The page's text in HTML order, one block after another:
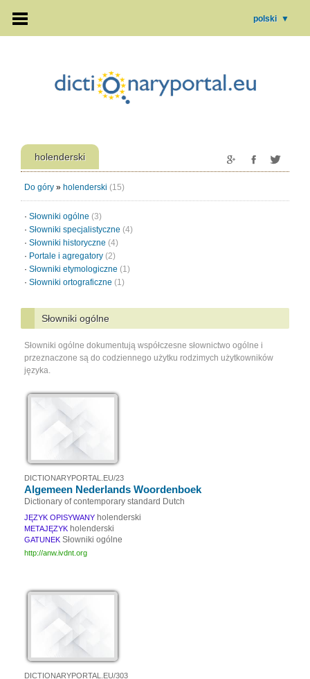
polski ▼
holenderski
Do góry » holenderski (15)
· Słowniki ogólne (3)
· Słowniki specjalistyczne (4)
· Słowniki historyczne (4)
· Portale i agregatory (2)
· Słowniki etymologiczne (1)
· Słowniki ortograficzne (1)
Słowniki ogólne
Słowniki ogólne dokumentują współczesne słownictwo ogólne i
przeznaczone są do codziennego użytku rodzimych użytkowników
języka.
DICTIONARYPORTAL.EU/23
Algemeen Nederlands Woordenboek
Dictionary of contemporary standard Dutch
JĘZYK OPISYWANY holenderski
METAJĘZYK holenderski
GATUNEK Słowniki ogólne
http://anw.ivdnt.org
DICTIONARYPORTAL.EU/303